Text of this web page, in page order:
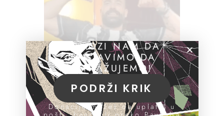
POMOZI NAM DA
NASTAVIMO DA
ISTRAŽUJEMO!
PODRŽI KRIK
Donacije možeš da uplatiš u